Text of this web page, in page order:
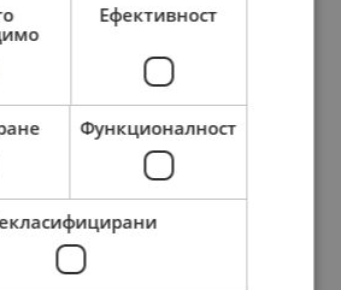
Ефективност
Функционалност